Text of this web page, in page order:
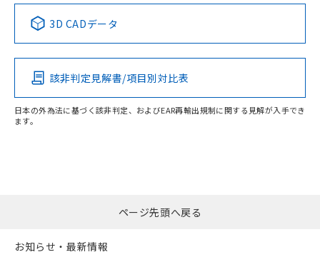
Pb Hg Cd Cr(VI)
O
この製品のRoHS/REACH対応状況ページへ
この製品の規格認証/適合状況ページへ
その他の認証はこちらのページからご検索ください
3D CADデータ
該非判定見解書/項目別対比表
日本の外為法に基づく該非判定、およびEAR再輸出規制に関する見解が入手でき
ます。
ページ先頭へ戻る
お知らせ・最新情報